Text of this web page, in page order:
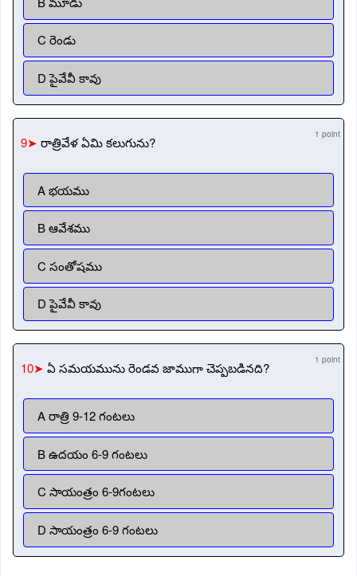
C రెండు
D పైవేవీ కావు
9➤ రాత్రివేళ ఏమి కలుగును? 1 point
A భయము
B ఆవేశము
C సంతోషము
D పైవేవీ కావు
10➤ ఏ సమయమును రెండవ జాముగా చెప్పబడినది? 1 point
A రాత్రి 9-12 గంటలు
B ఉదయం 6-9 గంటలు
C సాయంత్రం 6-9గంటలు
D సాయంత్రం 6-9 గంటలు